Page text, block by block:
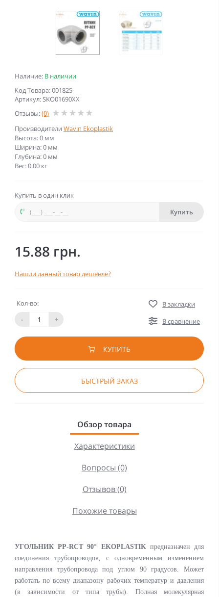
Наличие: В наличии
Код Товара: 001825
Артикул: SKO01690XX
Отзывы:(0)
Производители Wavin Ekoplastik
Высота: 0 мм
Ширина: 0 мм
Глубина: 0 мм
Вес: 0.00 кг
Купить в один клик
Купить
15.88 грн.
Нашли данный товар дешевле?
Кол-во:
-
+
В закладки
В сравнение
КУПИТЬ
БЫСТРЫЙ ЗАКАЗ
Обзор товара
Характеристики
Вопросы (0)
Отзывов (0)
Похожие товары
УГОЛЬНИК PP-RCT 90° EKOPLASTIKпредназначен для
соединения трубопроводов, с одновременным изменением
направления трубопровода под углом 90 градусов. Может
работать по всему диапазону рабочих температур и давления
(в зависимости от типа трубы). Полная молекулярная